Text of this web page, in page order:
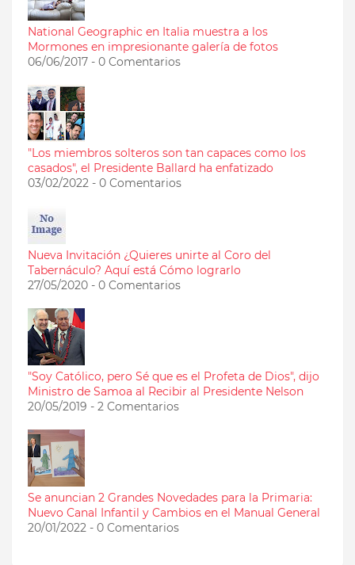
National Geographic en Italia muestra a los
Mormones en impresionante galería de fotos
06/06/2017 - 0 Comentarios
"Los miembros solteros son tan capaces como los
casados", el Presidente Ballard ha enfatizado
03/02/2022 - 0 Comentarios
Nueva Invitación ¿Quieres unirte al Coro del
Tabernáculo? Aquí está Cómo lograrlo
27/05/2020 - 0 Comentarios
"Soy Católico, pero Sé que es el Profeta de Dios", dijo
Ministro de Samoa al Recibir al Presidente Nelson
20/05/2019 - 2 Comentarios
Se anuncian 2 Grandes Novedades para la Primaria:
Nuevo Canal Infantil y Cambios en el Manual General
20/01/2022 - 0 Comentarios